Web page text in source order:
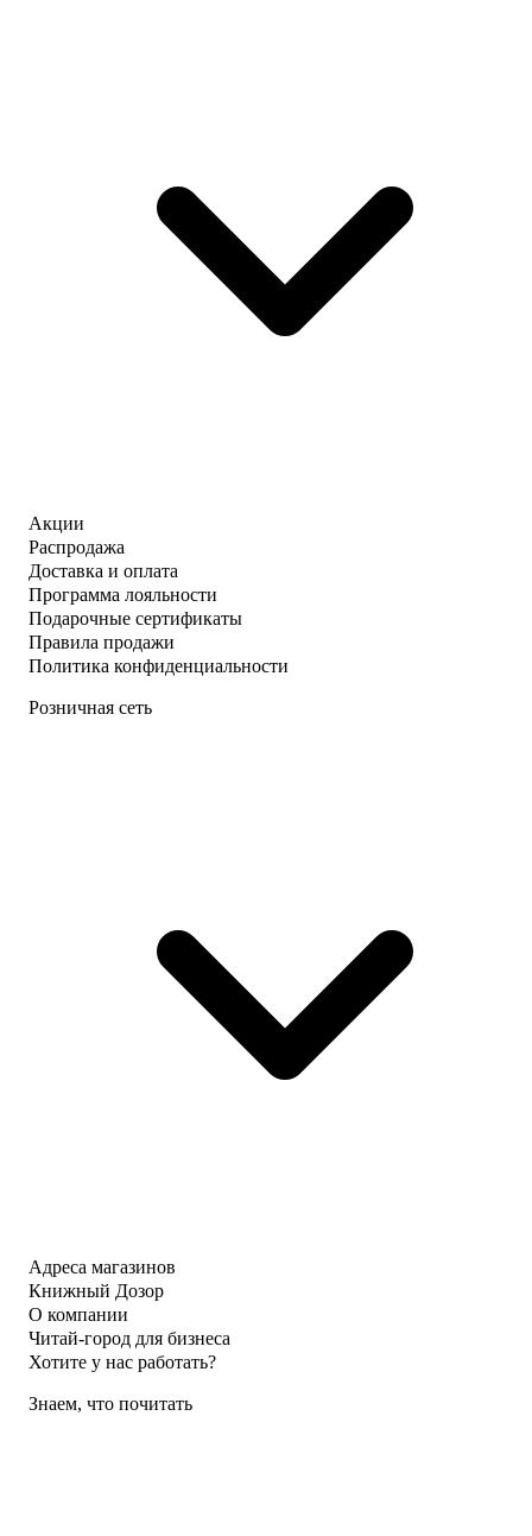
Акции
Распродажа
Доставка и оплата
Программа лояльности
Подарочные сертификаты
Правила продажи
Политика конфиденциальности
Розничная сеть
Адреса магазинов
Книжный Дозор
О компании
Читай-город для бизнеса
Хотите у нас работать?
Знаем, что почитать